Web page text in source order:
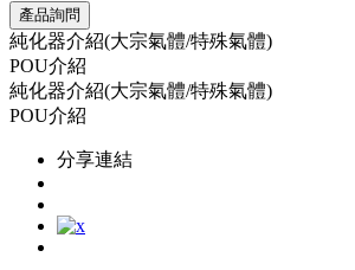
產品詢問
純化器介紹(大宗氣體/特殊氣體)
POU介紹
純化器介紹(大宗氣體/特殊氣體)
POU介紹
分享連結